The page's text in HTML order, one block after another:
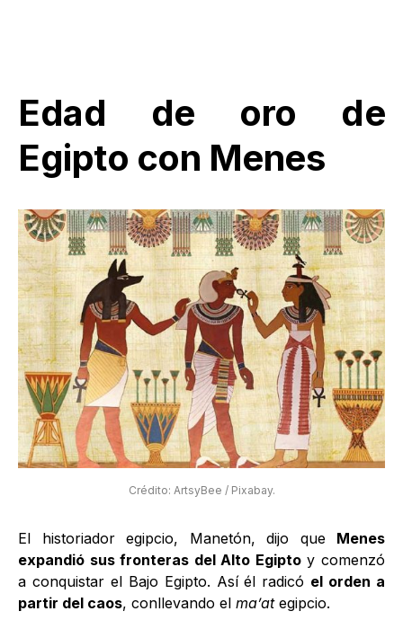
Edad de oro de
Egipto con Menes
Crédito: ArtsyBee / Pixabay.
El historiador egipcio, Manetón, dijo que Menes
expandió sus fronteras del Alto Egiptoy comenzó
a conquistar el Bajo Egipto. Así él radicó el orden a
partir del caos, conllevando el ma’ategipcio.